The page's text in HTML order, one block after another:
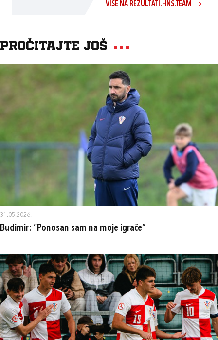
VIŠE NA REZULTATI.HNS.TEAM
Pročitajte još
31.05.2026.
Budimir: “Ponosan sam na moje igrače”